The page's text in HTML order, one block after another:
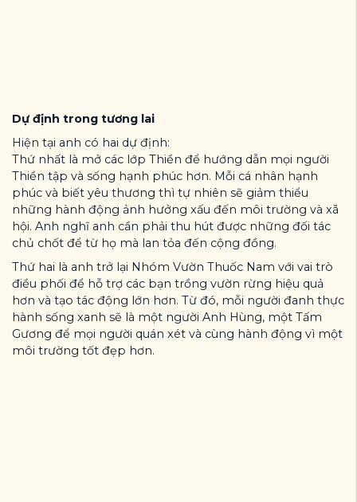
Dự định trong tương lai
Hiện tại anh có hai dự định:
Thứ nhất là mở các lớp Thiền để hướng dẫn mọi người
Thiền tập và sống hạnh phúc hơn. Mỗi cá nhân hạnh
phúc và biết yêu thương thì tự nhiên sẽ giảm thiểu
những hành động ảnh hưởng xấu đến môi trường và xã
hội. Anh nghĩ anh cần phải thu hút được những đối tác
chủ chốt để từ họ mà lan tỏa đến cộng đồng.
Thứ hai là anh trở lại Nhóm Vườn Thuốc Nam với vai trò
điều phối để hỗ trợ các bạn trồng vườn rừng hiệu quả
hơn và tạo tác động lớn hơn. Từ đó, mỗi người đanh thực
hành sống xanh sẽ là một người Anh Hùng, một Tấm
Gương để mọi người quán xét và cùng hành động vì một
môi trường tốt đẹp hơn.